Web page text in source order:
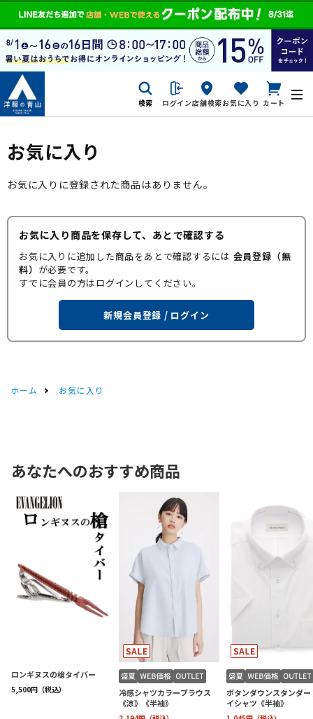
検索 ログイン店舗検索お気に入り カート
お気に入り
お気に入りに登録された商品はありません。
お気に入り商品を保存して、あとで確認する
お気に入りに追加した商品をあとで確認するには 会員登録（無
料） が必要です。
すでに会員の方はログインしてください。
新規会員登録 / ログイン
ホーム お気に入り